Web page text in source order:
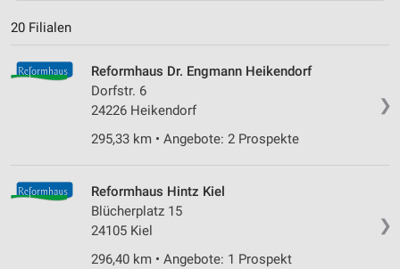
20 Filialen
❯
Reformhaus Dr. Engmann Heikendorf
Dorfstr. 6
24226 Heikendorf
295,33 km • Angebote: 2 Prospekte
❯
Reformhaus Hintz Kiel
Blücherplatz 15
24105 Kiel
296,40 km • Angebote: 1 Prospekt